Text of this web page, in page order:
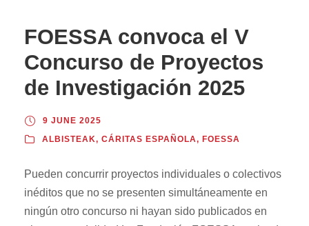
FOESSA convoca el V
Concurso de Proyectos
de Investigación 2025
9 JUNE 2025
ALBISTEAK, CÁRITAS ESPAÑOLA, FOESSA
Pueden concurrir proyectos individuales o colectivos
inéditos que no se presenten simultáneamente en
ningún otro concurso ni hayan sido publicados en